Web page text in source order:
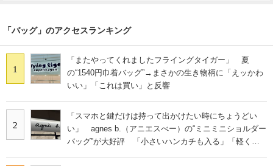
「バッグ」のアクセスランキング
1
「またやってくれましたフライングタイガー」 夏
の“1540円巾着バッグ”→まさかの生き物柄に「えッかわ
いい」「これは買い」と反響
2
「スマホと鍵だけは持って出かけたい時にちょうどい
い」 agnes b.（アニエスべー）の“ミニミニショルダー
バッグ”が大好評 「小さいハンカチも入る」「軽くて